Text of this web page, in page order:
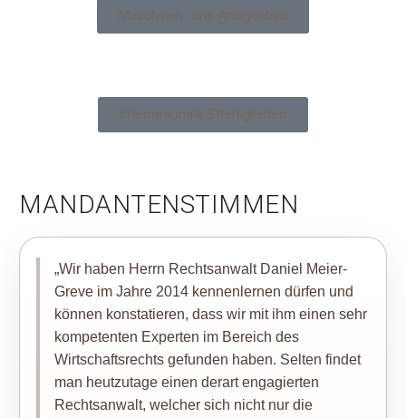
Maschinen- und Anlagenbau
Internationale Streitigkeiten
MANDANTENSTIMMEN
„Wir haben Herrn Rechtsanwalt Daniel Meier-
Greve im Jahre 2014 kennenlernen dürfen und
können konstatieren, dass wir mit ihm einen sehr
kompetenten Experten im Bereich des
Wirtschaftsrechts gefunden haben. Selten findet
man heutzutage einen derart engagierten
Rechtsanwalt, welcher sich nicht nur die